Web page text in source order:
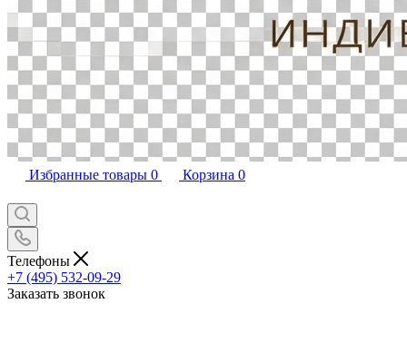
Избранные товары 0 Корзина 0
Телефоны
+7 (495) 532-09-29
Заказать звонок